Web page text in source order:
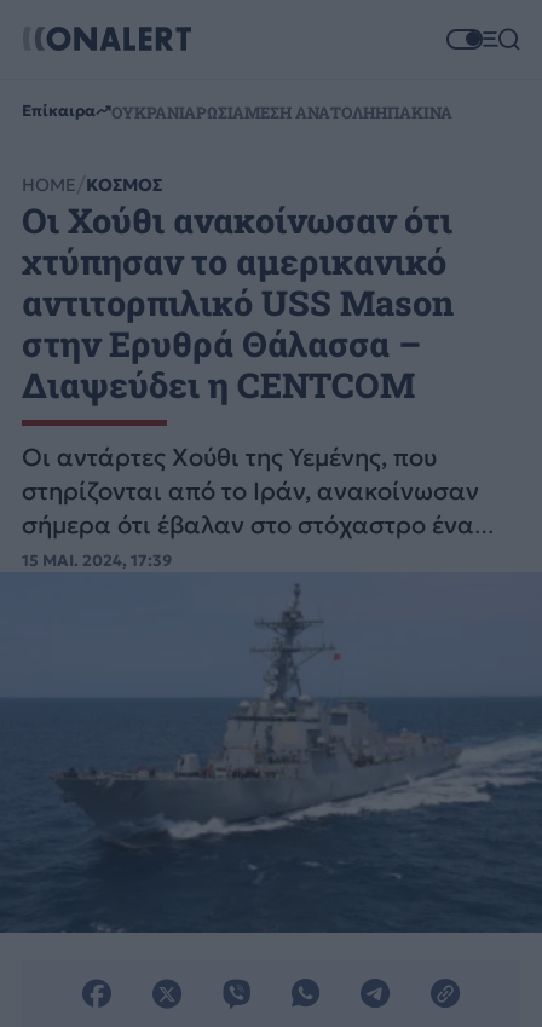
Επίκαιρα ΟΥΚΡΑΝΙΑΡΩΣΙΑΜΕΣΗ ΑΝΑΤΟΛΗΗΠΑΚΙΝΑ
HOME ΚΟΣΜΟΣ
Οι Χούθι ανακοίνωσαν ότι
χτύπησαν το αμερικανικό
αντιτορπιλικό USS Mason
στην Ερυθρά Θάλασσα –
Διαψεύδει η CENTCOM
Οι αντάρτες Χούθι της Υεμένης, που
στηρίζονται από το Ιράν, ανακοίνωσαν
σήμερα ότι έβαλαν στο στόχαστρο ένα
αμερικανικό πολεμικό πλοίο.
15 ΜΑΙ. 2024, 17:39